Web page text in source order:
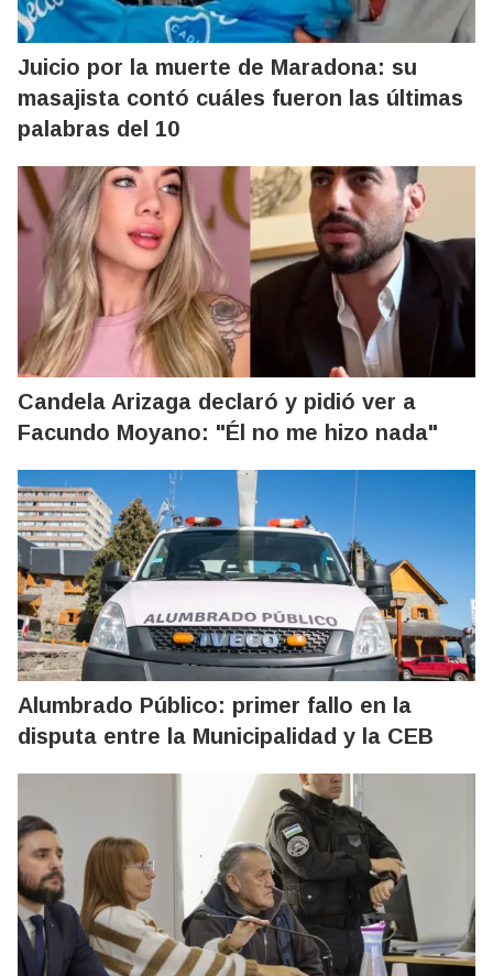
Juicio por la muerte de Maradona: su
masajista contó cuáles fueron las últimas
palabras del 10
Candela Arizaga declaró y pidió ver a
Facundo Moyano: "Él no me hizo nada"
Alumbrado Público: primer fallo en la
disputa entre la Municipalidad y la CEB